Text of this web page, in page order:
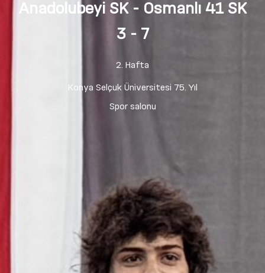
Anadolubeyi SK - Osmanlı 41 SK
3 - 7
2. Hafta
Konya Selçuk Üniversitesi 75. Yıl
Spor salonu